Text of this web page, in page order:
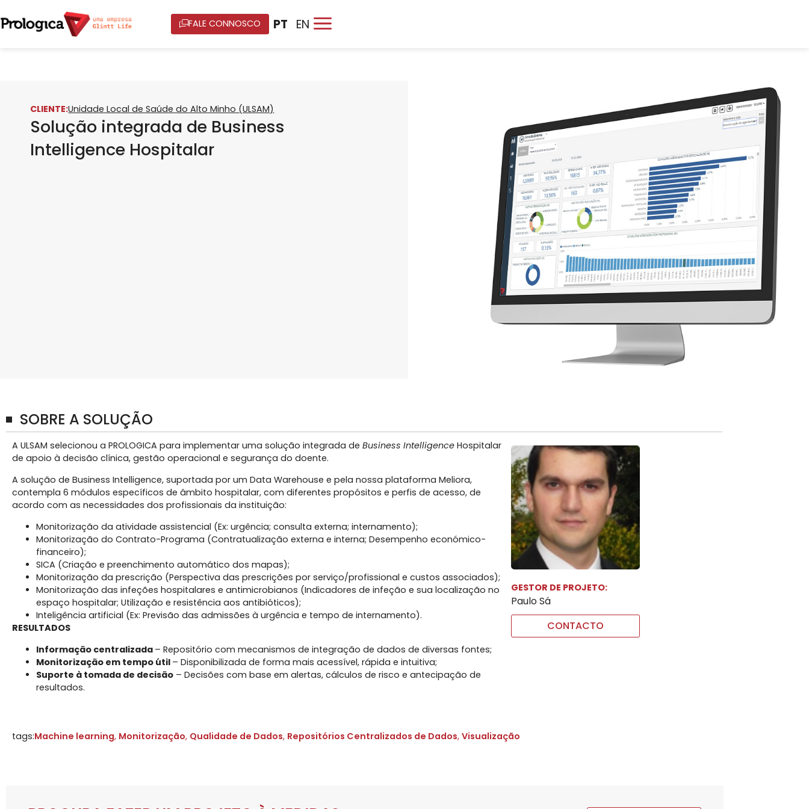
FALE CONNOSCO PT EN
CLIENTE:Unidade Local de Saúde do Alto Minho (ULSAM)
Solução integrada de Business
Intelligence Hospitalar
SOBRE A SOLUÇÃO
A ULSAM selecionou a PROLOGICA para implementar uma solução integrada de Business Intelligence Hospitalar
de apoio à decisão clínica, gestão operacional e segurança do doente.
A solução de Business Intelligence, suportada por um Data Warehouse e pela nossa plataforma Meliora,
contempla 6 módulos específicos de âmbito hospitalar, com diferentes propósitos e perfis de acesso, de
acordo com as necessidades dos profissionais da instituição:​
Monitorização da atividade assistencial (Ex: urgência; consulta externa; internamento);​
Monitorização do Contrato-Programa (Contratualização externa e interna; Desempenho económico-
financeiro);​
SICA (Criação e preenchimento automático dos mapas);​
Monitorização da prescrição (Perspectiva das prescrições por serviço/profissional e custos associados);​
Monitorização das infeções hospitalares e antimicrobianos (Indicadores de infeção e sua localização no
espaço hospitalar; Utilização e resistência aos antibióticos);​
Inteligência artificial (Ex: Previsão das admissões à urgência e tempo de internamento).​
RESULTADOS​
Informação centralizada – Repositório com mecanismos de integração de dados de diversas fontes; ​
Monitorização em tempo útil – Disponibilizada de forma mais acessível, rápida e intuitiva;​
Suporte à tomada de decisão – Decisões com base em alertas, cálculos de risco e antecipação de
resultados.​
GESTOR DE PROJETO:
Paulo Sá
CONTACTO
tags:Machine learning, Monitorização, Qualidade de Dados, Repositórios Centralizados de Dados, Visualização